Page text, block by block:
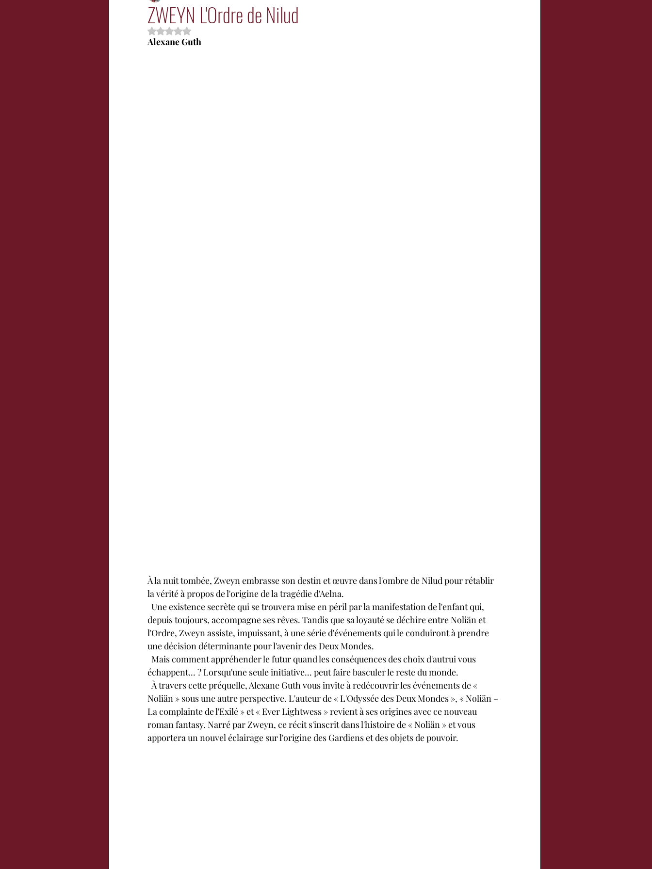
Enfants Jeunesse
ZWEYN L'Ordre de Nilud
Noté NaN étoiles sur 5.
Alexane Guth
À la nuit tombée, Zweyn embrasse son destin et œuvre dans l'ombre de Nilud pour rétablir
la vérité à propos de l'origine de la tragédie d'Aelna.
depuis toujours, accompagne ses rêves. Tandis que sa loyauté se déchire entre Noliän et
l'Ordre, Zweyn assiste, impuissant, à une série d'événements qui le conduiront à prendre
une décision déterminante pour l'avenir des Deux Mondes.
échappent... ? Lorsqu'une seule initiative... peut faire basculer le reste du monde.
Noliän » sous une autre perspective. L'auteur de « L'Odyssée des Deux Mondes », « Noliän –
La complainte de l'Exilé » et « Ever Lightwess » revient à ses origines avec ce nouveau
roman fantasy. Narré par Zweyn, ce récit s'inscrit dans l'histoire de « Noliän » et vous
apportera un nouvel éclairage sur l'origine des Gardiens et des objets de pouvoir.